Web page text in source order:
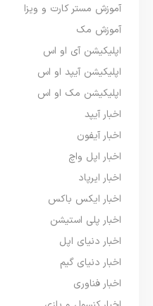
آموزش مستر کارت و ویزا
آموزش مک
اپلیکیشن آی او اس
اپلیکیشن آیپد او اس
اپلیکیشن مک او اس
اخبار آیپد
اخبار آیفون
اخبار اپل واچ
اخبار ایرپاد
اخبار ایکس باکس
اخبار پلی استیشن
اخبار دنیای اپل
اخبار دنیای گیم
اخبار فناوری